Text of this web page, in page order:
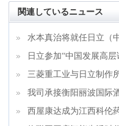
関連しているニュース
水本真治将就任日立（
日立参加“中国发展高层
三菱重工业与日立制作
我司承接衡阳丽波国际
西屋康达成为江西科伦